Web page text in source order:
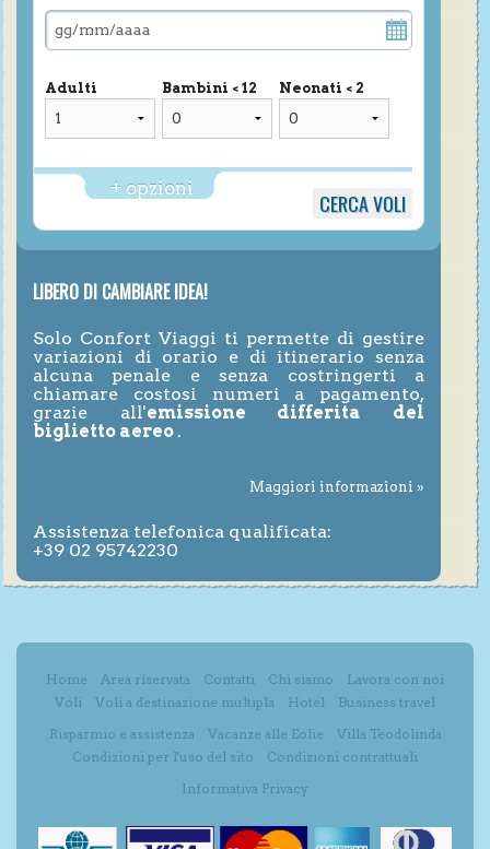
Adulti Bambini < 12 Neonati < 2
+ opzioni
LIBERO DI CAMBIARE IDEA!
Solo Confort Viaggi ti permette di gestire
variazioni di orario e di itinerario senza
alcuna penale e senza costringerti a
chiamare costosi numeri a pagamento,
grazie all'emissione differita del
biglietto aereo .
Maggiori informazioni »
Assistenza telefonica qualificata:
+39 02 95742230
Home Area riservata Contatti Chi siamo
Lavora con noi
Voli
Voli a destinazione multipla Hotel
Business travel
Risparmio e assistenza
Vacanze alle Eolie
Villa Teodolinda
Condizioni per l'uso del sito
Condizioni contrattuali
Informativa Privacy